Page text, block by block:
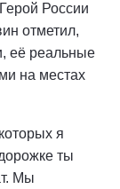
России
отметил,
её реальные
на местах
я
ты
Мы